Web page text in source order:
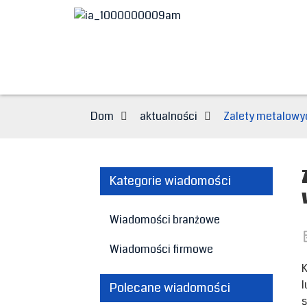
Dom aktualności Zalety
Kategorie wiadomości
Wiadomości branżowe
Wiadomości firmowe
Polecane wiadomości